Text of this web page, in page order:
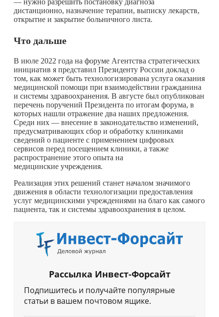
— нужно разрешить постановку диагноза
дистанционно, назначение терапии, выписку лекарств,
открытие и закрытие больничного листа.
Что дальше
В июле 2022 года на форуме Агентства стратегических
инициатив я представил Президенту России доклад о
том, как может быть технологизирована услуга оказания
медицинской помощи при взаимодействии гражданина
и системы здравоохранения. В августе был опубликован
перечень поручений Президента по итогам форума, в
которых нашли отражение два наших предложения.
Среди них — внесение в законодательство изменений,
предусматривающих сбор и обработку клиниками
сведений о пациенте с применением цифровых
сервисов перед посещением клиники, а также
распространение этого опыта на
медицинские учреждения.
Реализация этих решений станет началом значимого
движения в области технологизации предоставления
услуг медицинскими учреждениями на благо как самого
пациента, так и системы здравоохранения в целом.
Рассылка Инвест-Форсайт
Подпишитесь и получайте популярные
статьи в вашем почтовом ящике.